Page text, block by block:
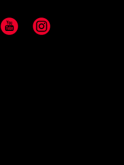
YouTube Instagram